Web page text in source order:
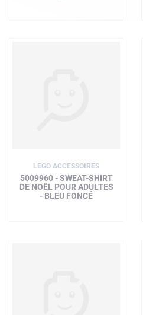
LEGO ACCESSOIRES
5009960 - SWEAT-SHIRT
DE NOËL POUR ADULTES
- BLEU FONCÉ